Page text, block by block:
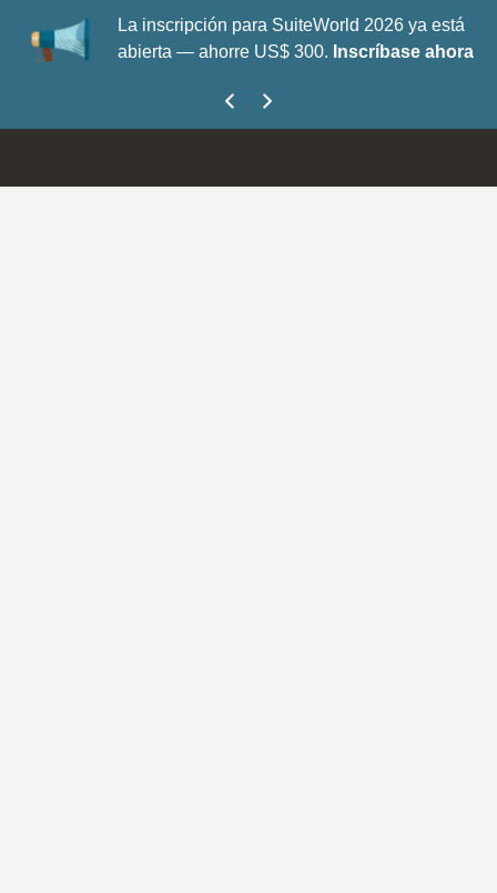
La inscripción para SuiteWorld 2026 ya está
abierta — ahorre US$ 300. Inscríbase ahora